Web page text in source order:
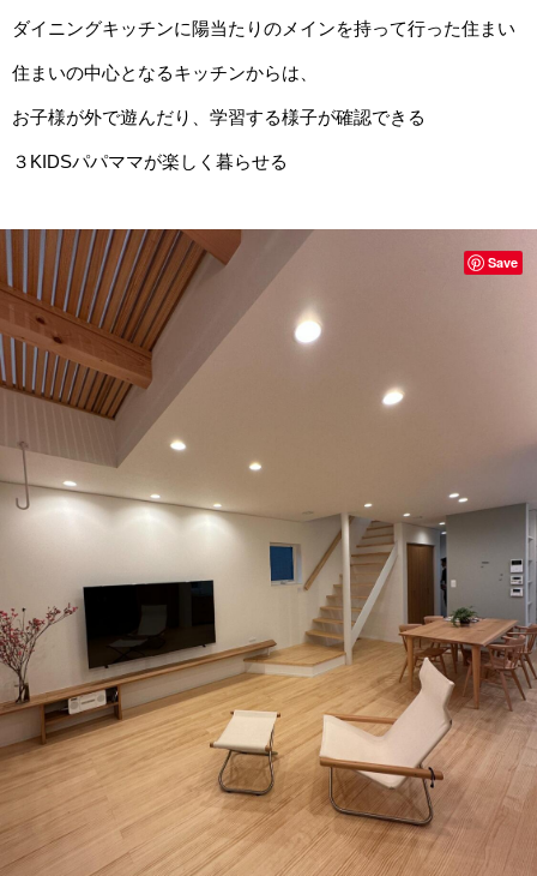
ダイニングキッチンに陽当たりのメインを持って行った住まい
住まいの中心となるキッチンからは、
お子様が外で遊んだり、学習する様子が確認できる
３KIDSパパママが楽しく暮らせる
Save